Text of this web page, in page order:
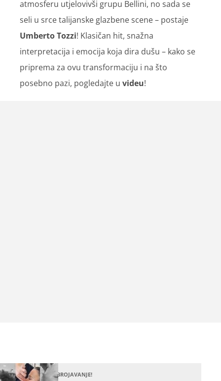
atmosferu utjelovivši grupu Bellini, no sada se
seli u srce talijanske glazbene scene – postaje
Umberto Tozzi! Klasičan hit, snažna
interpretacija i emocija koja dira dušu – kako se
priprema za ovu transformaciju i na što
posebno pazi, pogledajte u videu!
ODBROJAVANJE!